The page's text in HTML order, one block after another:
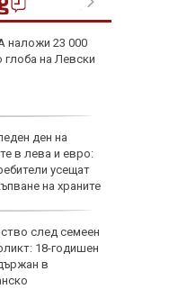
наложи 23 000
глоба на Левски
ден на
в лева и евро:
усещат
на храните
след семеен
18-годишен
в